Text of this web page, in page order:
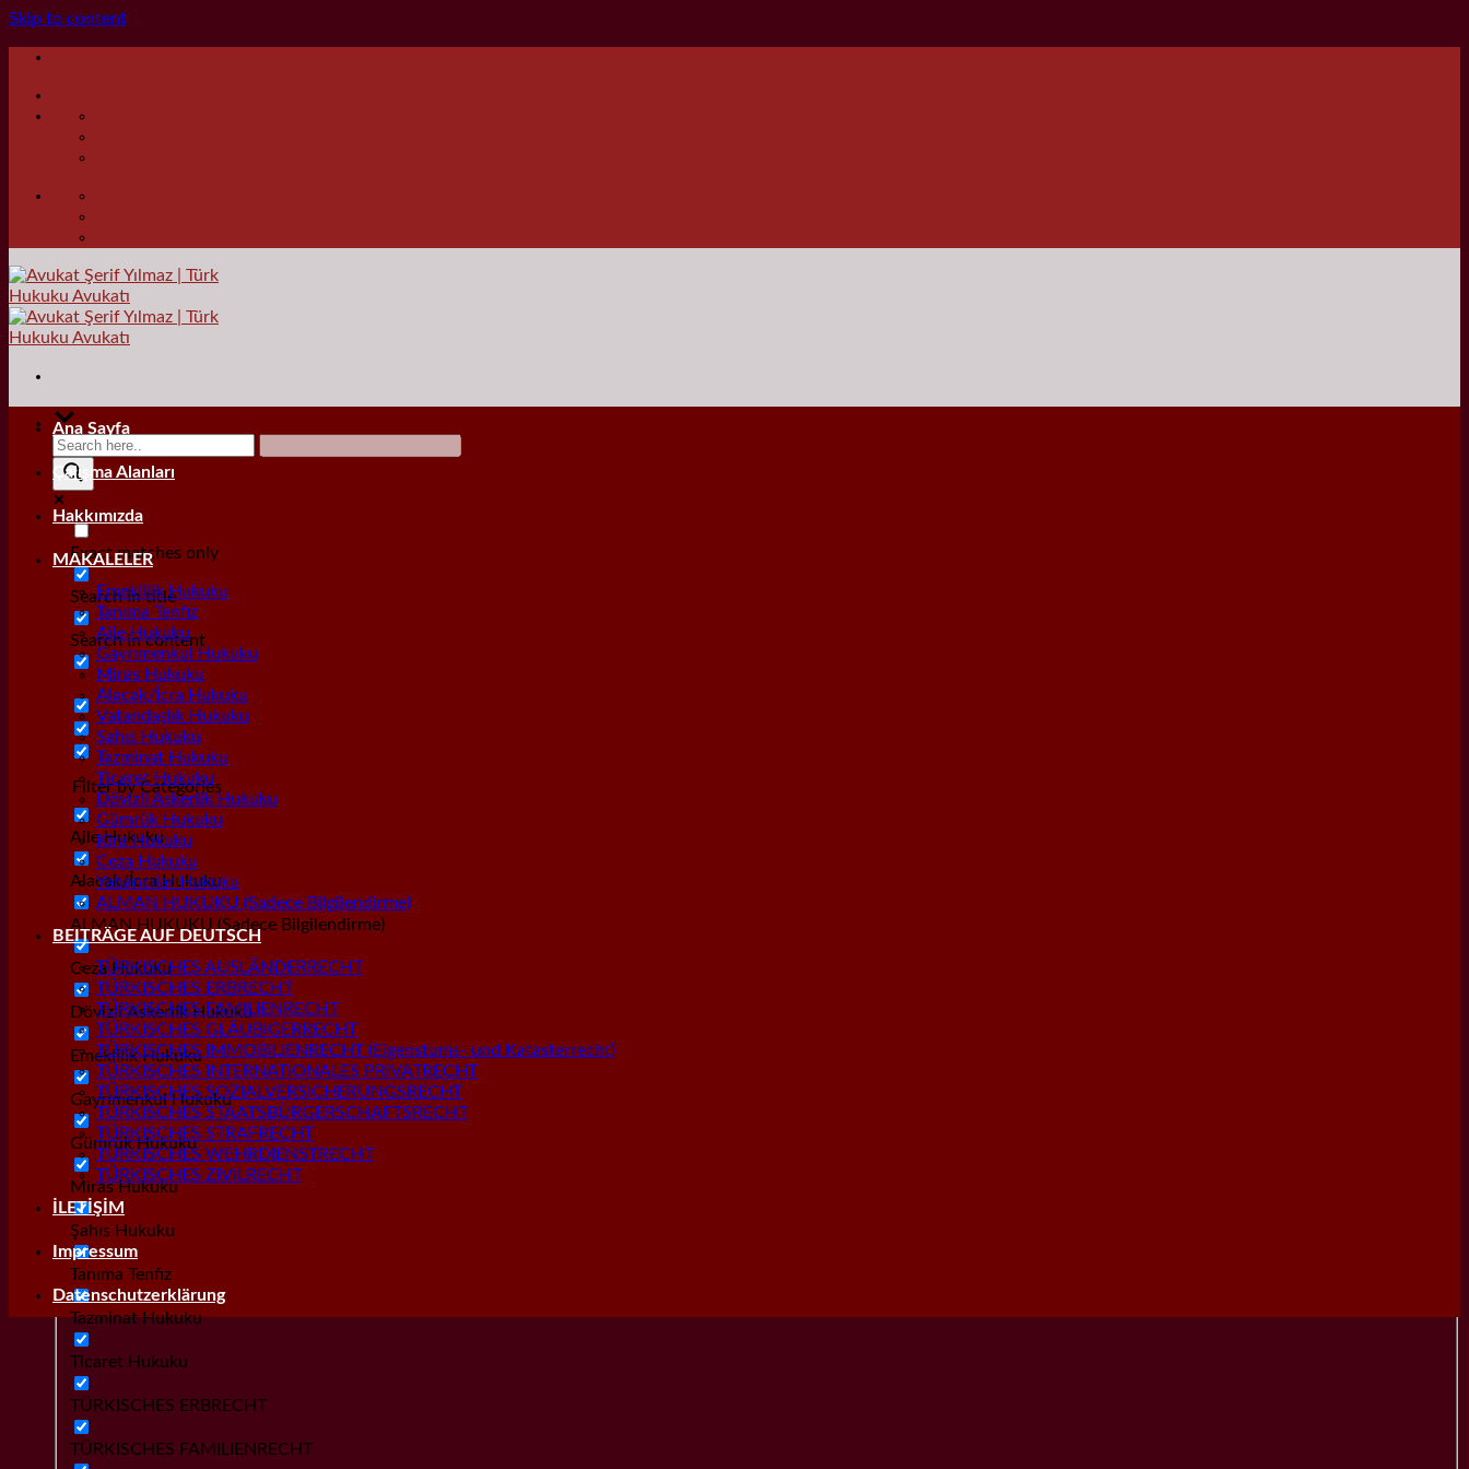
Skip to content
Exact matches only
Search in title
Search in content
Filter by Categories
Aile Hukuku
Alacak/İcra Hukuku
ALMAN HUKUKU (Sadece Bilgilendirme)
Ceza Hukuku
Dövizli Askerlik Hukuku
Emeklilik Hukuku
Gayrımenkul Hukuku
Gümrük Hukuku
Miras Hukuku
Şahıs Hukuku
Tanıma Tenfiz
Tazminat Hukuku
Ticaret Hukuku
TÜRKISCHES ERBRECHT
TÜRKISCHES FAMILIENRECHT
Ana Sayfa
Çalışma Alanları
Hakkımızda
MAKALELER
Emeklilik Hukuku
Tanıma Tenfiz
Aile Hukuku
Gayrımenkul Hukuku
Miras Hukuku
Alacak/İcra Hukuku
Vatandaşlık Hukuku
Şahıs Hukuku
Tazminat Hukuku
Ticaret Hukuku
Dövizli Askerlik Hukuku
Gümrük Hukuku
Kira Hukuku
Ceza Hukuku
Yabancılar Hukuku
ALMAN HUKUKU (Sadece Bilgilendirme)
BEITRÄGE AUF DEUTSCH
TÜRKISCHES AUSLÄNDERRECHT
TÜRKISCHES ERBRECHT
TÜRKISCHES FAMILIENRECHT
TÜRKISCHES GLÄUBIGERRECHT
TÜRKISCHES IMMOBILIENRECHT (Eigenstums- und Katasterrecht)
TÜRKISCHES INTERNATIONALES PRIVATRECHT
TÜRKISCHES SOZIALVERSICHERUNGSRECHT
TÜRKISCHES STAATSBÜRGERSCHAFTSRECHT
TÜRKISCHES STRAFRECHT
TÜRKISCHES WEHRDIENSTRECHT
TÜRKISCHES ZIVILRECHT
İLETİŞİM
Impressum
Datenschutzerklärung